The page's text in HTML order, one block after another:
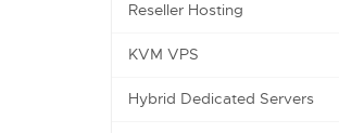
Reseller Hosting
KVM VPS
Hybrid Dedicated Servers